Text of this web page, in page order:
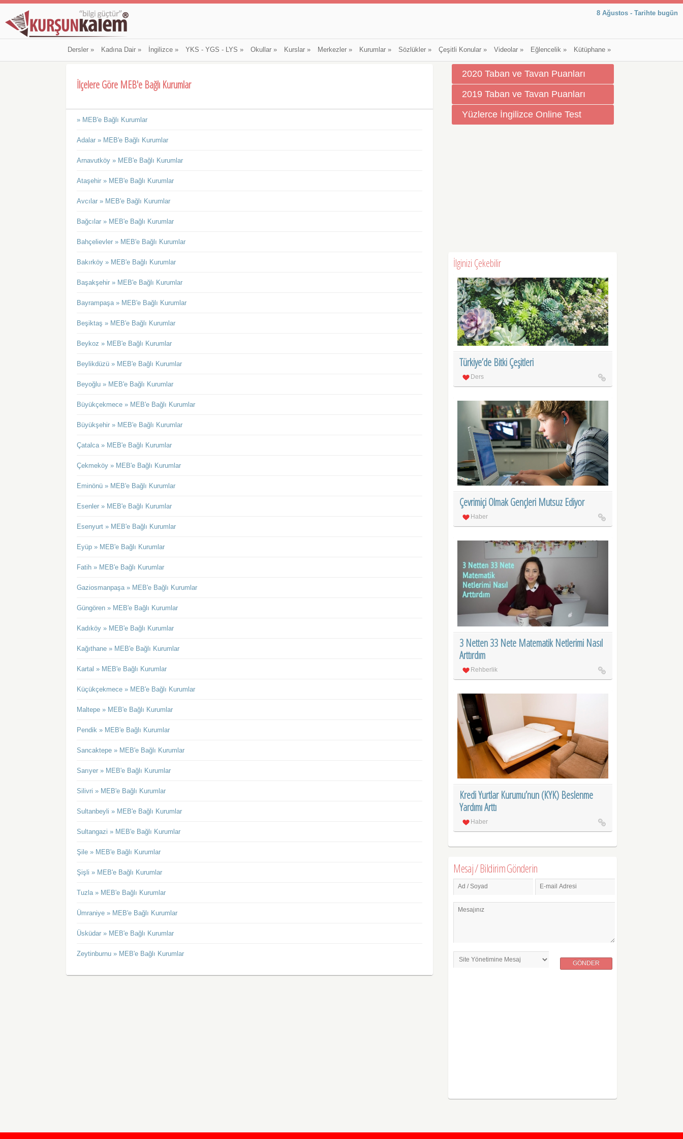
8 Ağustos - Tarihte bugün
Dersler» Kadına Dair» İngilizce» YKS - YGS - LYS » Okullar» Kurslar» Merkezler» Kurumlar» Sözlükler» Çeşitli Konular» Videolar» Eğlencelik» Kütüphane»
İlçelere Göre MEB'e Bağlı Kurumlar
» MEB'e Bağlı Kurumlar
Adalar » MEB'e Bağlı Kurumlar
Arnavutköy » MEB'e Bağlı Kurumlar
Ataşehir » MEB'e Bağlı Kurumlar
Avcılar » MEB'e Bağlı Kurumlar
Bağcılar » MEB'e Bağlı Kurumlar
Bahçelievler » MEB'e Bağlı Kurumlar
Bakırköy » MEB'e Bağlı Kurumlar
Başakşehir » MEB'e Bağlı Kurumlar
Bayrampaşa » MEB'e Bağlı Kurumlar
Beşiktaş » MEB'e Bağlı Kurumlar
Beykoz » MEB'e Bağlı Kurumlar
Beylikdüzü » MEB'e Bağlı Kurumlar
Beyoğlu » MEB'e Bağlı Kurumlar
Büyükçekmece » MEB'e Bağlı Kurumlar
Büyükşehir » MEB'e Bağlı Kurumlar
Çatalca » MEB'e Bağlı Kurumlar
Çekmeköy » MEB'e Bağlı Kurumlar
Eminönü » MEB'e Bağlı Kurumlar
Esenler » MEB'e Bağlı Kurumlar
Esenyurt » MEB'e Bağlı Kurumlar
Eyüp » MEB'e Bağlı Kurumlar
Fatih » MEB'e Bağlı Kurumlar
Gaziosmanpaşa » MEB'e Bağlı Kurumlar
Güngören » MEB'e Bağlı Kurumlar
Kadıköy » MEB'e Bağlı Kurumlar
Kağıthane » MEB'e Bağlı Kurumlar
Kartal » MEB'e Bağlı Kurumlar
Küçükçekmece » MEB'e Bağlı Kurumlar
Maltepe » MEB'e Bağlı Kurumlar
Pendik » MEB'e Bağlı Kurumlar
Sancaktepe » MEB'e Bağlı Kurumlar
Sarıyer » MEB'e Bağlı Kurumlar
Silivri » MEB'e Bağlı Kurumlar
Sultanbeyli » MEB'e Bağlı Kurumlar
Sultangazi » MEB'e Bağlı Kurumlar
Şile » MEB'e Bağlı Kurumlar
Şişli » MEB'e Bağlı Kurumlar
Tuzla » MEB'e Bağlı Kurumlar
Ümraniye » MEB'e Bağlı Kurumlar
Üsküdar » MEB'e Bağlı Kurumlar
Zeytinburnu » MEB'e Bağlı Kurumlar
2020 Taban ve Tavan Puanları
2019 Taban ve Tavan Puanları
Yüzlerce İngilizce Online Test
İlginizi Çekebilir
Türkiye’de Bitki Çeşitleri
Ders
Çevrimiçi Olmak Gençleri Mutsuz Ediyor
Haber
3 Netten 33 Nete Matematik Netlerimi Nasıl
Arttırdım
Rehberlik
Kredi Yurtlar Kurumu’nun (KYK) Beslenme
Yardımı Arttı
Haber
Mesaj / Bildirim Gönderin
Ad / Soyad E-mail Adresi
Mesajınız
GÖNDER